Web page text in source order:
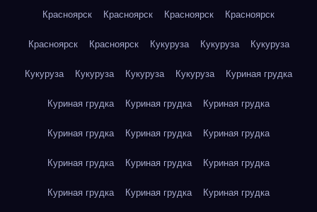
Красноярск Красноярск Красноярск Красноярск
Красноярск Красноярск Кукуруза Кукуруза Кукуруза
Кукуруза Кукуруза Кукуруза Кукуруза Куриная грудка
Куриная грудка Куриная грудка Куриная грудка
Куриная грудка Куриная грудка Куриная грудка
Куриная грудка Куриная грудка Куриная грудка
Куриная грудка Куриная грудка Куриная грудка